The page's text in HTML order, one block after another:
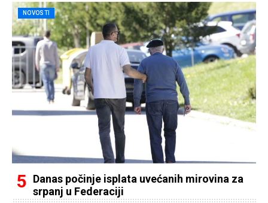
NOVOSTI
Danas počinje isplata uvećanih mirovina za
srpanj u Federaciji